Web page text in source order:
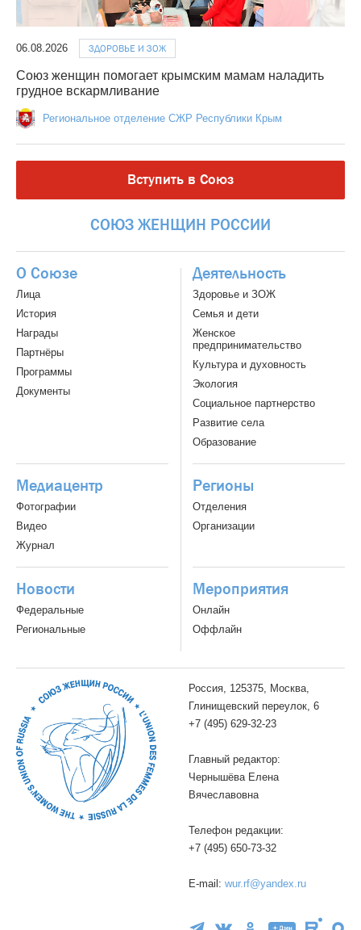
06.08.2026 ЗДОРОВЬЕ И ЗОЖ
Союз женщин помогает крымским мамам наладить
грудное вскармливание
Региональное отделение СЖР Республики Крым
Вступить в Союз
СОЮЗ ЖЕНЩИН РОССИИ
О Союзе
Лица
История
Награды
Партнёры
Программы
Документы
Деятельность
Здоровье и ЗОЖ
Семья и дети
Женское
предпринимательство
Культура и духовность
Экология
Социальное партнерство
Развитие села
Образование
Медиацентр
Фотографии
Видео
Журнал
Регионы
Отделения
Организации
Новости
Федеральные
Региональные
Мероприятия
Онлайн
Оффлайн
Россия, 125375, Москва,
Глинищевский переулок, 6
+7 (495) 629-32-23
Главный редактор:
Чернышёва Елена
Вячеславовна
Телефон редакции:
+7 (495) 650-73-32
E-mail: wur.rf@yandex.ru